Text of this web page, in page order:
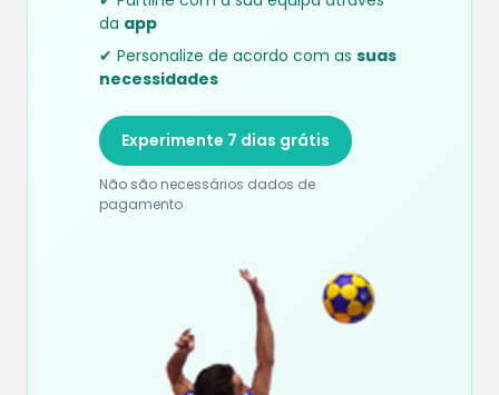
da app
✔ Personalize de acordo com as suas
necessidades
Experimente 7 dias grátis
Não são necessários dados de
pagamento